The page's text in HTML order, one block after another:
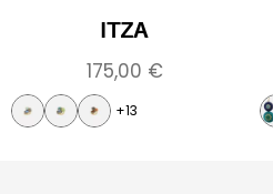
ITZA
175,00 €
+13